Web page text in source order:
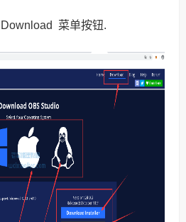
菜单按钮.